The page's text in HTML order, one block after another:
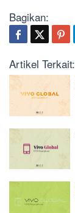
Bagikan:
Artikel Terkait: